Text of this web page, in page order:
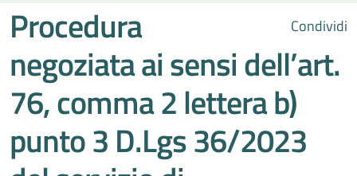
Condividi
Procedura
negoziata ai sensi dell’art.
76, comma 2 lettera b)
punto 3 D.Lgs 36/2023